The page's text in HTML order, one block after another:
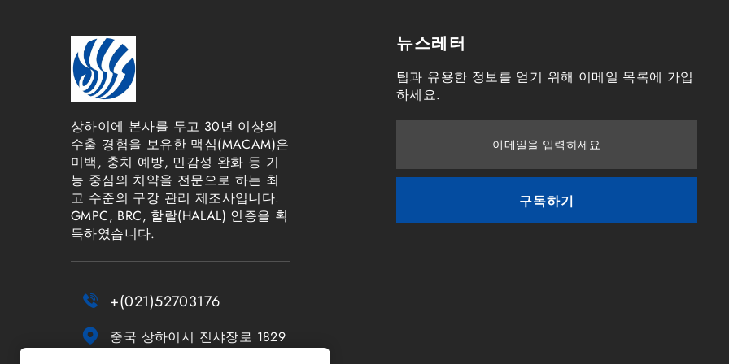
상하이에 본사를 두고 30년 이상의
수출 경험을 보유한 맥심(MACAM)은
미백, 충치 예방, 민감성 완화 등 기
능 중심의 치약을 전문으로 하는 최
고 수준의 구강 관리 제조사입니다.
GMPC, BRC, 할랄(HALAL) 인증을 획
득하였습니다.
 +(021)52703176

중국 상하이시 진샤장로 1829
뉴스레터
팁과 유용한 정보를 얻기 위해 이메일 목록에 가입
하세요.
이메일을 입력하세요
구독하기